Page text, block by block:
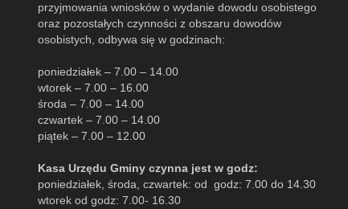
przyjmowania wniosków o wydanie dowodu osobistego
oraz pozostałych czynności z obszaru dowodów
osobistych, odbywa się w godzinach:
poniedziałek – 7.00 – 14.00
wtorek – 7.00 – 16.00
środa – 7.00 – 14.00
czwartek – 7.00 – 14.00
piątek – 7.00 – 12.00
Kasa Urzędu Gminy czynna jest w godz:
poniedziałek, środa, czwartek: od godz: 7.00 do 14.30
wtorek od godz: 7.00- 16.30